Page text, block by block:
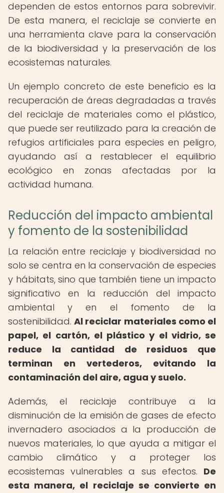
dependen de estos entornos para sobrevivir.
De esta manera, el reciclaje se convierte en
una herramienta clave para la conservación
de la biodiversidad y la preservación de los
ecosistemas naturales.
Un ejemplo concreto de este beneficio es la
recuperación de áreas degradadas a través
del reciclaje de materiales como el plástico,
que puede ser reutilizado para la creación de
refugios artificiales para especies en peligro,
ayudando así a restablecer el equilibrio
ecológico en zonas afectadas por la
actividad humana.
Reducción del impacto ambiental
y fomento de la sostenibilidad
La relación entre reciclaje y biodiversidad no
solo se centra en la conservación de especies
y hábitats, sino que también tiene un impacto
significativo en la reducción del impacto
ambiental y en el fomento de la
sostenibilidad.Al reciclar materiales como el
papel, el cartón, el plástico y el vidrio, se
reduce la cantidad de residuos que
terminan en vertederos, evitando la
contaminación del aire, agua y suelo.
Además, el reciclaje contribuye a la
disminución de la emisión de gases de efecto
invernadero asociados a la producción de
nuevos materiales, lo que ayuda a mitigar el
cambio climático y a proteger los
ecosistemas vulnerables a sus efectos. De
esta manera, el reciclaje se convierte en